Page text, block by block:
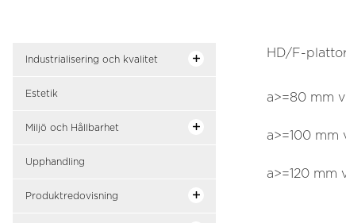
Industrialisering och kvalitet
Estetik
Miljö och Hållbarhet
Upphandling
Produktredovisning
HD/F-
a>=80 mm
a>=100 mm
a>=120 mm